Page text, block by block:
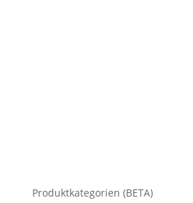
Produktkategorien (BETA)